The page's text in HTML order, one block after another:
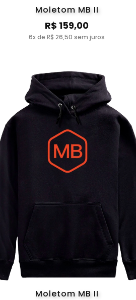
Moletom MB II
R$ 159,00
6x de R$ 26,50 sem juros
Moletom MB II